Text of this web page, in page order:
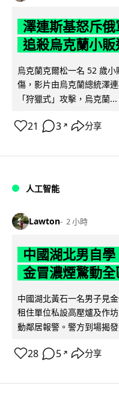
澤連斯基怒斥
追殺烏克蘭小
烏克蘭克爾松一名 52 歲
傷，影片由烏克蘭總統澤
「狩獵式」攻擊，烏克蘭...
21 3 ↗ 分享
人工智能
Lawton 2 小時
中國湖北男自
金冒濃煙驚動全
中國湖北黃石一名男子見
租住單位私設高壓爐及作
動鄰居報警。警方到場揭
28 5 ↗ 分享